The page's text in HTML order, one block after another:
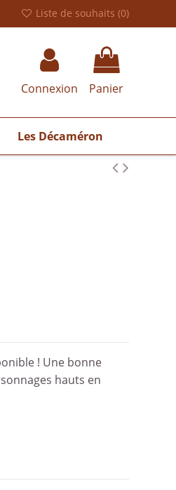
Liste de souhaits (0)
Connexion Panier
Les Décaméron
! Une bonne
hauts en